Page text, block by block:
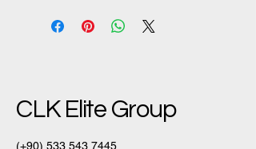
CLK Elite Group
(+90) 533 543 7445